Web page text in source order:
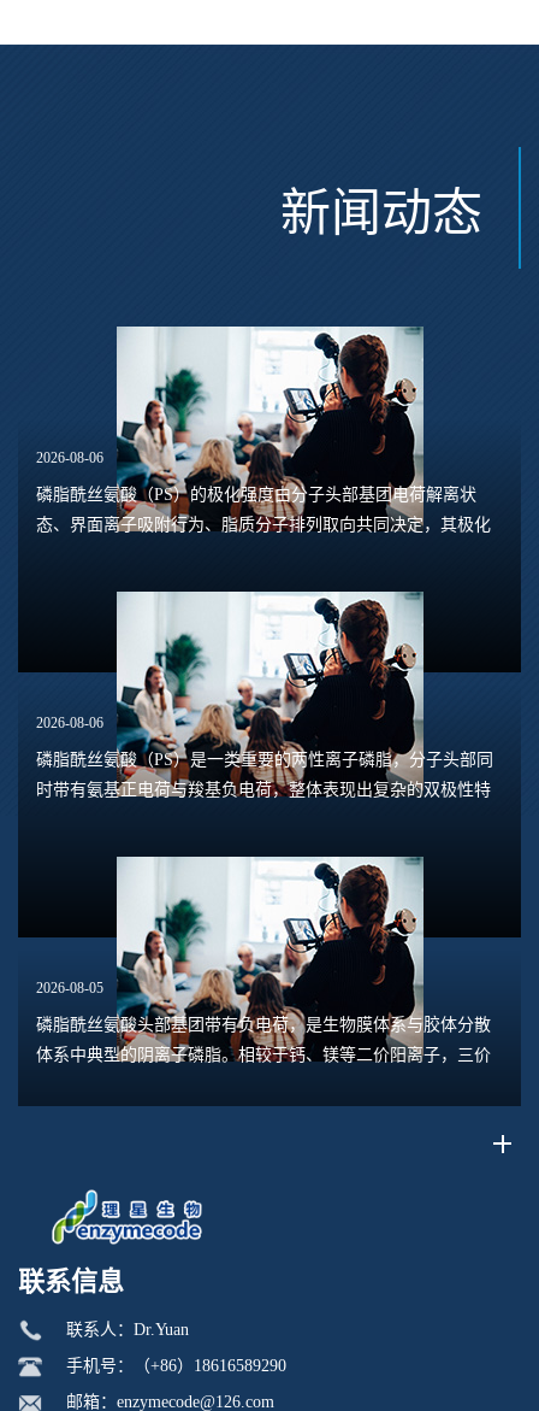
新闻动态
2026-08-06
磷脂酰丝氨酸（PS）的极化强度由分子头部基团电荷解离状
态、界面离子吸附行为、脂质分子排列取向共同决定，其极化
2026-08-06
磷脂酰丝氨酸（PS）是一类重要的两性离子磷脂，分子头部同
时带有氨基正电荷与羧基负电荷，整体表现出复杂的双极性特
2026-08-05
磷脂酰丝氨酸头部基团带有负电荷，是生物膜体系与胶体分散
体系中典型的阴离子磷脂。相较于钙、镁等二价阳离子，三价
联系信息
联系人：Dr.Yuan
手机号：（+86）18616589290
邮箱：enzymecode@126.com